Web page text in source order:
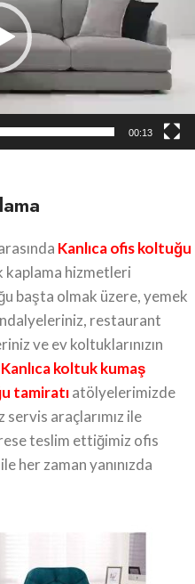
00:13
Kanlıcaofis koltuğu
kaplama hizmetleri
başta olmak üzere, yemek
restaurant
ve ev koltuklarınızın
Kanlıcakoltuk kumaş
tamiratıatölyelerimizde
araçlarımız ile
teslim ettiğimiz ofis
her zaman yanınızda